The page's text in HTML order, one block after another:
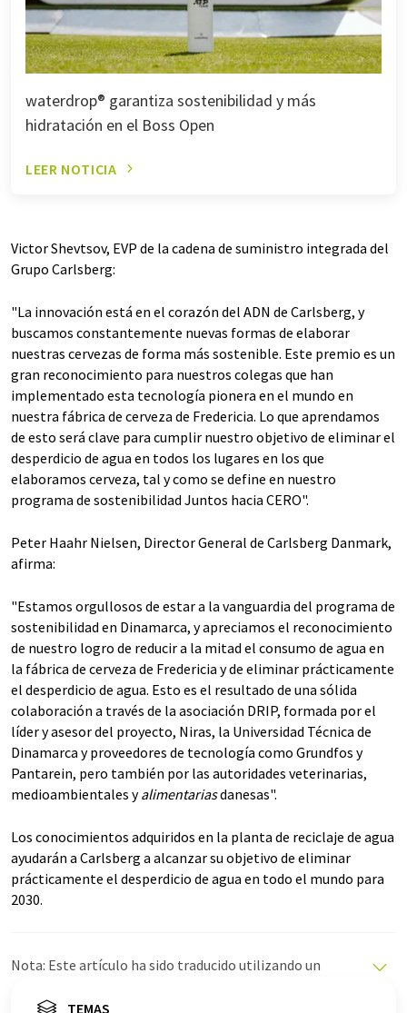
waterdrop® garantiza sostenibilidad y más
hidratación en el Boss Open
LEER NOTICIA
Victor Shevtsov, EVP de la cadena de suministro integrada del
Grupo Carlsberg:
"La innovación está en el corazón del ADN de Carlsberg, y
buscamos constantemente nuevas formas de elaborar
nuestras cervezas de forma más sostenible. Este premio es un
gran reconocimiento para nuestros colegas que han
implementado esta tecnología pionera en el mundo en
nuestra fábrica de cerveza de Fredericia. Lo que aprendamos
de esto será clave para cumplir nuestro objetivo de eliminar el
desperdicio de agua en todos los lugares en los que
elaboramos cerveza, tal y como se define en nuestro
programa de sostenibilidad Juntos hacia CERO".
Peter Haahr Nielsen, Director General de Carlsberg Danmark,
afirma:
"Estamos orgullosos de estar a la vanguardia del programa de
sostenibilidad en Dinamarca, y apreciamos el reconocimiento
de nuestro logro de reducir a la mitad el consumo de agua en
la fábrica de cerveza de Fredericia y de eliminar prácticamente
el desperdicio de agua. Esto es el resultado de una sólida
colaboración a través de la asociación DRIP, formada por el
líder y asesor del proyecto, Niras, la Universidad Técnica de
Dinamarca y proveedores de tecnología como Grundfos y
Pantarein, pero también por las autoridades veterinarias,
medioambientales yalimentariasdanesas".
Los conocimientos adquiridos en la planta de reciclaje de agua
ayudarán a Carlsberg a alcanzar su objetivo de eliminar
prácticamente el desperdicio de agua en todo el mundo para
2030.
Nota: Este artículo ha sido traducido utilizando un
ofrece estas traducciones automáticas para presentar
TEMAS